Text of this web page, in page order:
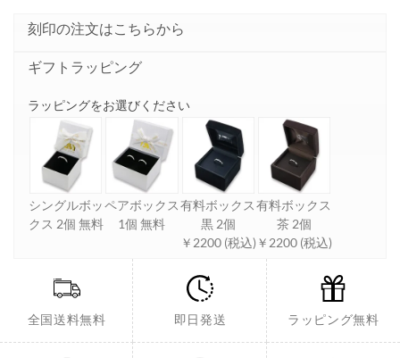
刻印の注文はこちらから
ギフトラッピング
ラッピングをお選びください
シングルボッ
クス 2個 無料
ペアボックス
1個 無料
有料ボックス
黒 2個
￥2200 (税込)
有料ボックス
茶 2個
￥2200 (税込)
全国送料無料 即日発送 ラッピング無料